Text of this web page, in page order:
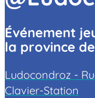
Événement
la province
Ludocondroz -
Clavier-Station